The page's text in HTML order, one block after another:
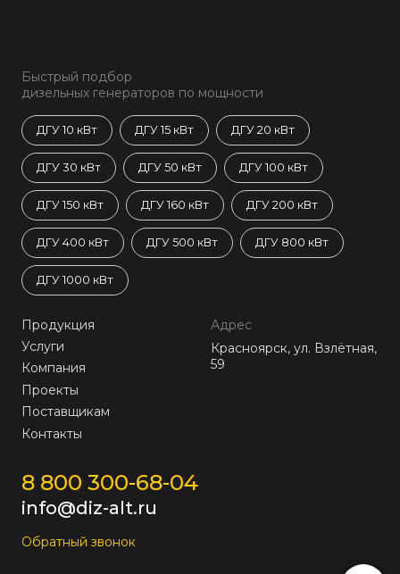
Быстрый подбор
дизельных генераторов по мощности
ДГУ 10 кВт ДГУ 15 кВт ДГУ 20 кВт
ДГУ 30 кВт ДГУ 50 кВт ДГУ 100 кВт
ДГУ 150 кВт ДГУ 160 кВт ДГУ 200 кВт
ДГУ 400 кВт ДГУ 500 кВт ДГУ 800 кВт
ДГУ 1000 кВт
Продукция
Услуги
Компания
Проекты
Поставщикам
Контакты
Адрес
Красноярск, ул. Взлётная,
59
8 800 300-68-04
info@diz-alt.ru
Обратный звонок